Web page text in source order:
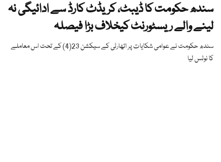
سندھ حکومت کا ڈیبٹ، کریڈٹ کارڈ سے ادائیگی نہ
لینے والے ریسٹورنٹ کیخلاف بڑا فیصلہ
سندھ حکومت نے عوامی شکایات پر اتھارٹی کے سیکشن 23(4) کے تحت اس معاملے
کا نوٹس لیا